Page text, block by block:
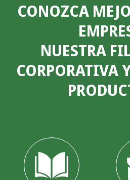
CONOZCA
NUESTRA
CORPORATIVA